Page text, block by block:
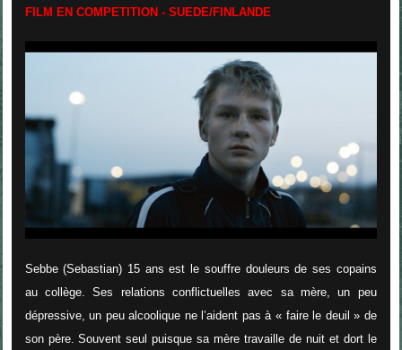
FILM EN COMPETITION - SUEDE/FINLANDE
Sebbe (Sebastian) 15 ans est le souffre douleurs de ses copains
au collège. Ses relations conflictuelles avec sa mère, un peu
dépressive, un peu alcoolique ne l’aident pas à « faire le deuil » de
son père. Souvent seul puisque sa mère travaille de nuit et dort le